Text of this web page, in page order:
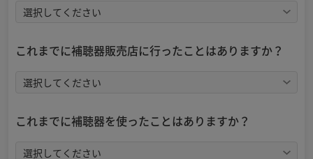
これまでに補聴器販売店に行ったことはありますか？
これまでに補聴器を使ったことはありますか？